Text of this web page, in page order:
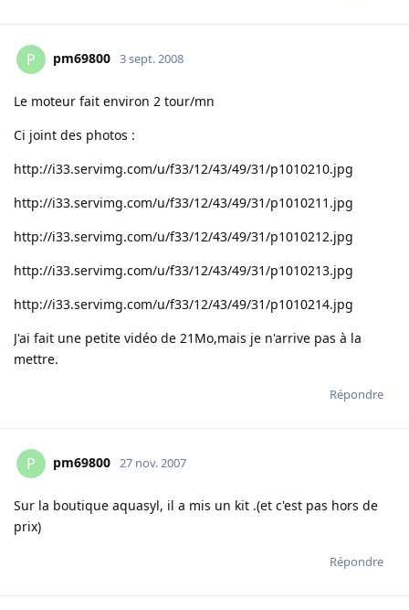
P pm69800 3 sept. 2008
Le moteur fait environ 2 tour/mn
Ci joint des photos :
http://i33.servimg.com/u/f33/12/43/49/31/p1010210.jpg
http://i33.servimg.com/u/f33/12/43/49/31/p1010211.jpg
http://i33.servimg.com/u/f33/12/43/49/31/p1010212.jpg
http://i33.servimg.com/u/f33/12/43/49/31/p1010213.jpg
http://i33.servimg.com/u/f33/12/43/49/31/p1010214.jpg
J'ai fait une petite vidéo de 21Mo,mais je n'arrive pas à la
mettre.
Répondre
P pm69800 27 nov. 2007
Sur la boutique aquasyl, il a mis un kit .(et c'est pas hors de
prix)
Répondre